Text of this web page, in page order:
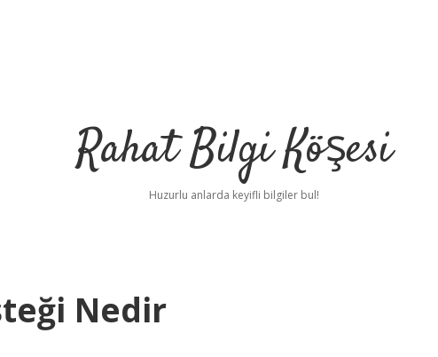
Rahat Bilgi Köşesi
Huzurlu anlarda keyifli bilgiler bul!
Nedir